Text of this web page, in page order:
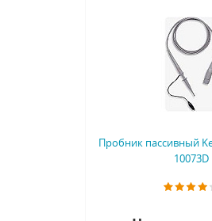
Пробник пассивный
10073D